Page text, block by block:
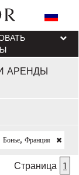
АРЕНДЫ
Бонье, Франция
Страница 1